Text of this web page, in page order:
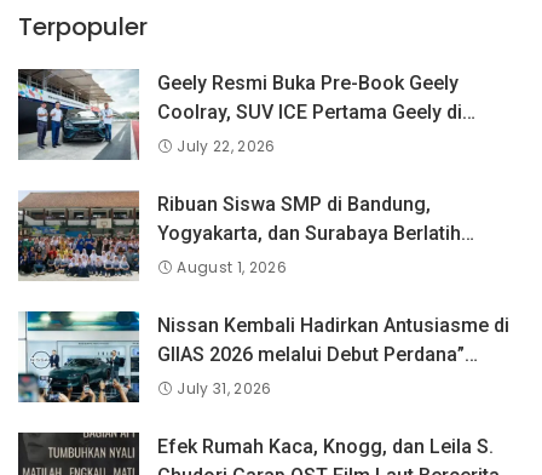
Terpopuler
Geely Resmi Buka Pre-Book Geely
Coolray, SUV ICE Pertama Geely di
Indonesia yang Dipercaya Lebih dari 1,3
July 22, 2026
Ribuan Siswa SMP di Bandung,
Yogyakarta, dan Surabaya Berlatih
Langsung Bersama Atlet Voli Nasional di
Nation 2026.
August 1, 2026
Nissan Kembali Hadirkan Antusiasme di
GIIAS 2026 melalui Debut Perdana”
Fairlady Z di Indonesia”
July 31, 2026
Efek Rumah Kaca, Knogg, dan Leila S.